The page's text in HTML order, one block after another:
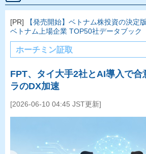
[PR]
【発売開始】ベトナム株投資の決定
ベトナム上場企業 TOP50社データブック
ホーチミン証取
FPT、タイ大手2社とAI導入で
ラのDX加速
[2026-06-10 04:45 JST更新]